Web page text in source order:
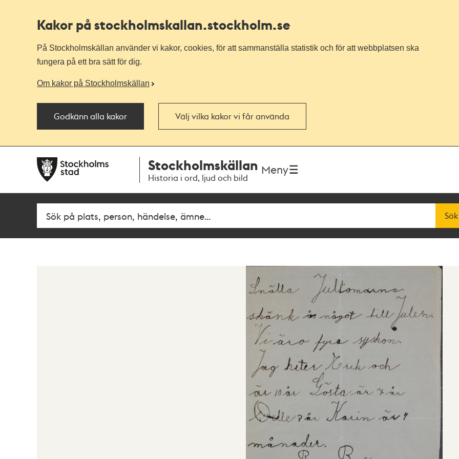
Kakor på stockholmskallan.stockholm.se
På Stockholmskällan använder vi kakor, cookies, för att sammanställa statistik och för att webbplatsen ska
fungera på ett bra sätt för dig.
Om kakor på Stockholmskällan
Godkänn alla kakor Välj vilka kakor vi får använda
navigationen
huvudinnehållet
Stockholmskällan
Historia i ord, ljud och bild
Meny
Fritextsök Sök